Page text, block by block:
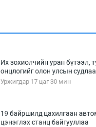
Их зохиолчийн уран бүтээл,
онцлогийг олон улсын
Уржигдар 17 цаг 30 мин
19 байршилд цахилгаан
цэнэглэх станц байгууллаа